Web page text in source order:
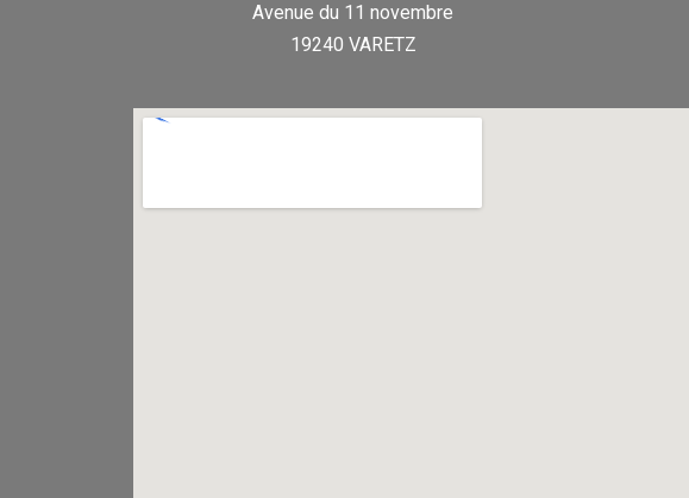
Avenue du 11 novembre
19240 VARETZ